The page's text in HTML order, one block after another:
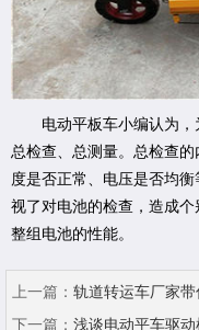
电动平板车小编认为，
总检查、总测量。总检查
度是否正常、电压是否均
视了对电池的检查，造成
整组电池的性能。
上一篇： 轨道转运车厂家带
下一篇： 浅谈电动平车驱动